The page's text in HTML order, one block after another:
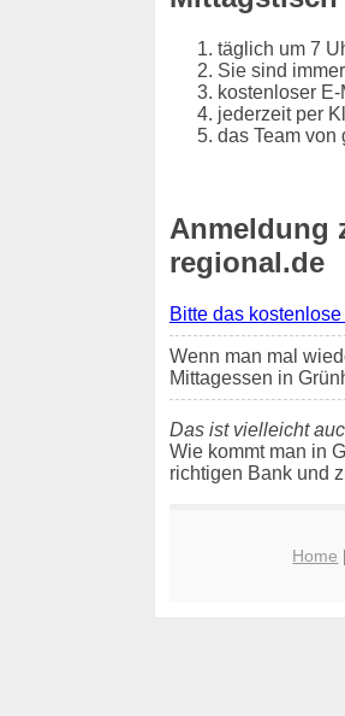
täglich um 7
Sie sind
kostenloser
jederzeit per
das Team von
Anmeldung
regional.de
Bitte das
Wenn man mal
Mittagessen in
Das ist vielleicht
Wie kommt man in
richtigen Bank und
Home |